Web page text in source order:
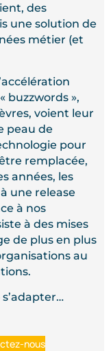
des
une solution de
métier (et
buzzwords »,
voient leur
peau de
pour
remplacée,
années, les
une release
à nos
à des mises
de plus en plus
au
nous